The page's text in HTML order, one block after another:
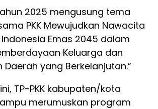
2025 mengusung tema
PKK Mewujudkan Nawacita
Indonesia Emas 2045 dalam
Keluarga dan
Daerah yang Berkelanjutan.”
TP-PKK kabupaten/kota
merumuskan program